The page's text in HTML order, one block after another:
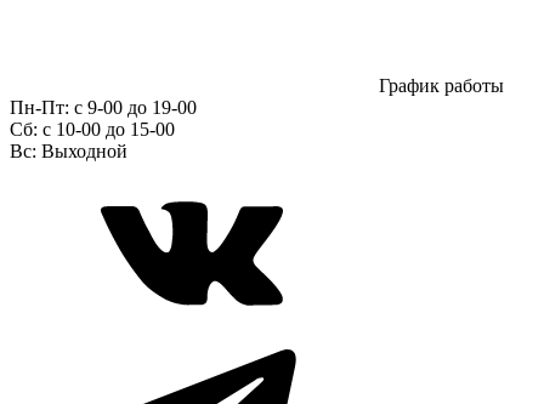
График работы
Пн-Пт: с 9-00 до 19-00
Сб: c 10-00 до 15-00
Вс: Выходной